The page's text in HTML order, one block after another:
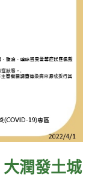
潤發土城